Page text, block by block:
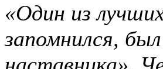
«Один из
запомнился,